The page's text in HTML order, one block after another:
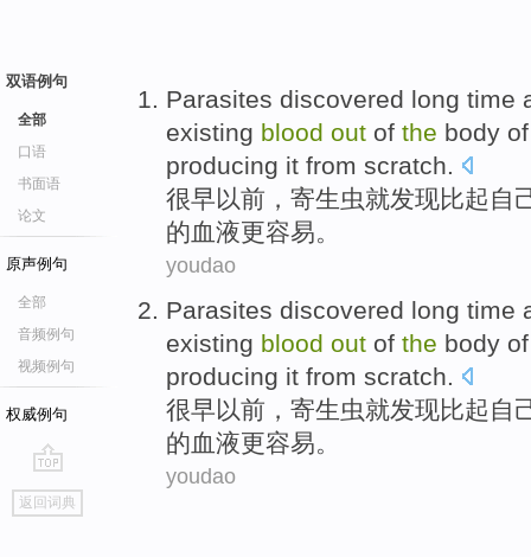
双语例句
全部
口语
书面语
论文
原声例句
全部
音频例句
视频例句
权威例句
go
top
返回词典
Parasites discovered long time
existing blood out of the body of
producing it from scratch.
很早以前 ， 寄生虫就发现比起自
的血液更容易。
youdao
Parasites discovered long time
existing blood out of the body of
producing it from scratch.
很早以前 ， 寄生虫就发现比起自
的血液更容易。
youdao